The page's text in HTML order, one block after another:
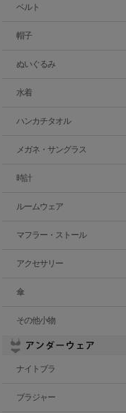
ベルト
帽子
ぬいぐるみ
水着
ハンカチタオル
メガネ・サングラス
時計
ルームウェア
マフラー・ストール
アクセサリー
傘
その他小物
ナイトブラ
ブラジャー